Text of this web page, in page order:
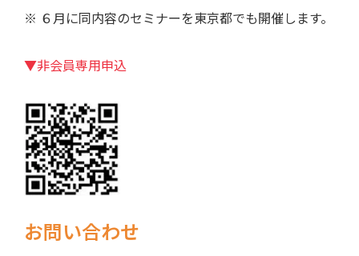
※ ６月に同内容のセミナーを東京都でも開催します。
▼非会員専用申込
お問い合わせ